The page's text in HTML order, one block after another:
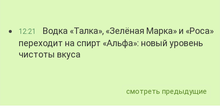
12:21
Водка «Талка», «Зелёная Марка» и «Роса»
переходит на спирт «Альфа»: новый уровень
чистоты вкуса
смотреть предыдущие